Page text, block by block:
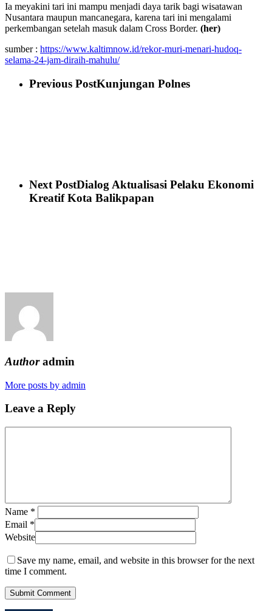
Ia meyakini tari ini mampu menjadi daya tarik bagi wisatawan
Nusantara maupun mancanegara, karena tari ini mengalami
perkembangan setelah masuk dalam Cross Border. (her)
sumber : https://www.kaltimnow.id/rekor-muri-menari-hudoq-
selama-24-jam-diraih-mahulu/
Previous PostKunjungan Polnes
Next PostDialog Aktualisasi Pelaku Ekonomi
Kreatif Kota Balikpapan
Authoradmin
More posts by admin
Leave a Reply
Name *
Email *
Website
Save my name, email, and website in this browser for the next
time I comment.